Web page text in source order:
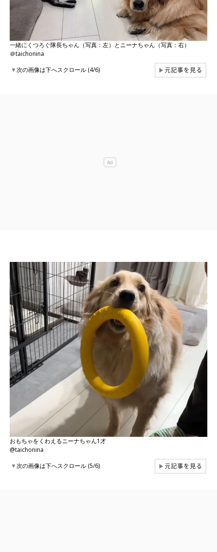
一緒にくつろぐ隊長ちゃん（写真：左）とニーナちゃん（写真：右）
＠taichonina
▼次の画像は下へスクロール (4/6) ▶元記事を見る
おもちゃをくわえるニーナちゃん1才
@taichonina
▼次の画像は下へスクロール (5/6) ▶元記事を見る